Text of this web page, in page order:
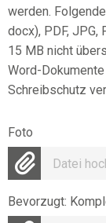
werden.
docx), PDF, JPG,
15 MB nicht
Word-
Schreibschutz
Foto
Datei
Bevorzugt: